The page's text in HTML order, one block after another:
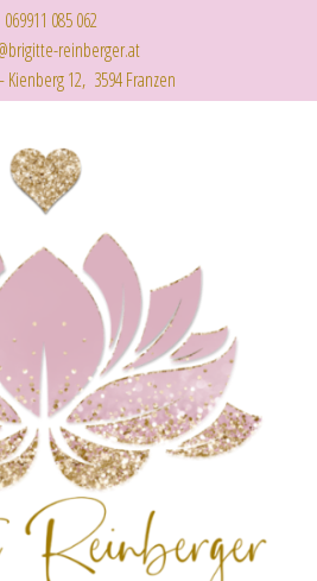
069911 085 062
reinberger.at
Kienberg 12, 3594 Franzen